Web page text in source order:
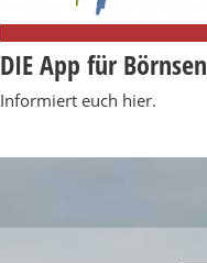
DIE App für Börnsen
Informiert euch hier.